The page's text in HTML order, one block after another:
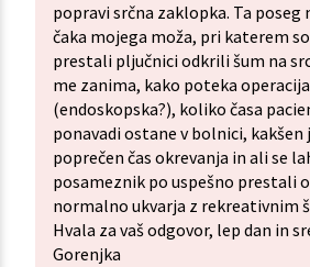
popravi srčna zaklopka. Ta poseg
čaka mojega moža, pri katerem
prestali pljučnici odkrili šum na
me zanima, kako poteka operacija
(endoskopska?), koliko časa
ponavadi ostane v bolnici, kakšen
poprečen čas okrevanja in ali se
posameznik po uspešno prestali
normalno ukvarja z rekreativnim
Hvala za vaš odgovor, lep dan in
Gorenjka